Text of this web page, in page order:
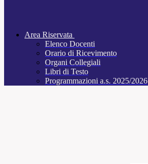
Area Riservata
Elenco Docenti
Orario di Ricevimento
Organi Collegiali
Libri di Testo
Programmazioni a.s. 2025/2026